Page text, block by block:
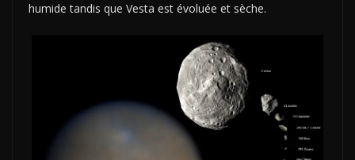
humide tandis que Vesta est évoluée et sèche.